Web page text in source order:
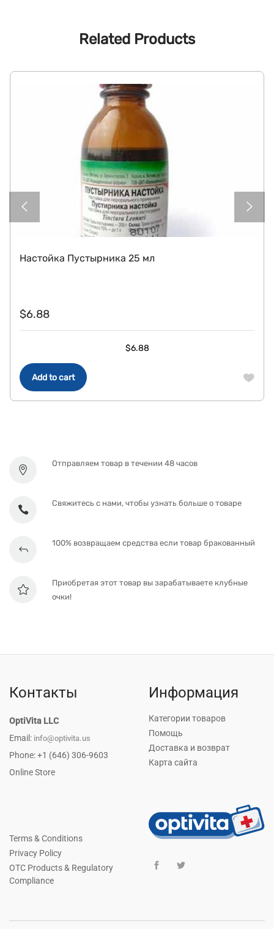
Related Products
Add to cart
Настойка Пустырника 25 мл
$6.88
$6.88
Отправляем товар в течении 48 часов
Свяжитесь с нами, чтобы узнать больше о товаре
100% возвращаем средства если товар бракованный
Приобретая этот товар вы зарабатываете клубные
очки!
Контакты
OptiVita LLC
Email: info@optivita.us
Phone: +1 (646) 306-9603
Online Store
Информация
Категории товаров
Помощь
Доставка и возврат
Карта сайта
Terms & Conditions
Privacy Policy
OTC Products & Regulatory
Compliance